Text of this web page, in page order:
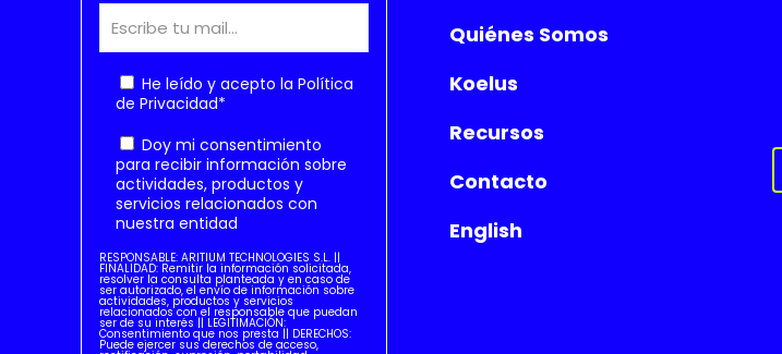
He leído y acepto laPolítica
de Privacidad*
Doy mi consentimiento
para recibir información sobre
actividades, productos y
servicios relacionados con
nuestra entidad
RESPONSABLE: ARITIUM TECHNOLOGIES S.L. ||
FINALIDAD: Remitir la información solicitada,
resolver la consulta planteada y en caso de
ser autorizado, el envío de información sobre
actividades, productos y servicios
relacionados con el responsable que puedan
ser de su interés || LEGITIMACIÓN:
Consentimiento que nos presta || DERECHOS:
Puede ejercer sus derechos de acceso,
Quiénes Somos
Koelus
Recursos
Contacto
English